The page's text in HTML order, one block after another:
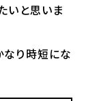
いと思いま
り時短にな